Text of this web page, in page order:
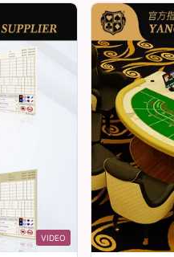
VIDEO